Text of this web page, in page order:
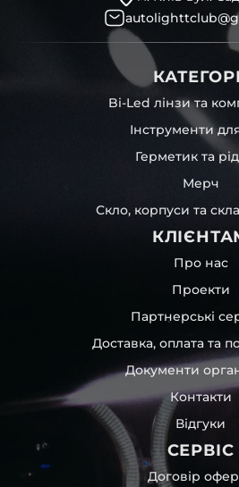
Bi-Led лінзи та
Інструменти
Герметик та
Мерч
Скло, корпуси та
Про нас
Проекти
Партнерські
Доставка, оплата та
Документи
Контакти
Відгуки
СЕРВІС
Договір